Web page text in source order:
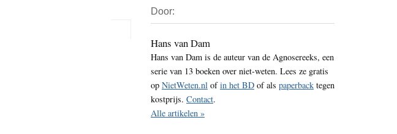
d
e
z
e
s
i
t
n
n
e
z
e
Sidebar
Door:
Hans van Dam
Hans van Dam is de auteur van de Agnosereeks, een
serie van 13 boeken over niet-weten. Lees ze gratis
op NietWeten.nl ofin het BD of als paperback tegen
kostprijs. Contact.
Alle artikelen »